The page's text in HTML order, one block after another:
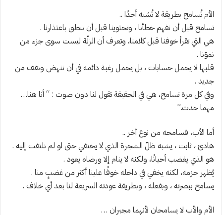
الأم تُسامح بطريقة لا تُشبه أحدًا ..
تسامح قبل أن نفهم خطأنا ، وتحتوينا قبل أن ننطق باعتذارنا .
هي التي تقرأ خوفنا قبل كلامنا، وتعرف أن الزلّة ليست سوى جزء من
نموّنا .
قلبها لا يحمل حسابات ، بل يحمل رغبة دائمة في أن ننهض ونقف من
جديد .
وفي كل مرة تسامح، هي في الحقيقة تقول لنا دون صوت : “ أنا هنا…
مهما حدث.”
أما الأب، فسامحه من نوع آخر ..
هادئ ، ثابت ، يشبه ظلّ الشجرة الذي لا يختفي حتى لو لم نلتفت إليه .
هو الذي يغضب أحيانًا، ولكنه لا ينام إلا ورضاه يعود .
يُظهر حزمه، لكنه يخفي في داخله خوفًا علينا أكثر من غضبٍ منا .
يسامح ببصرته ، وبفعله ، وبطريقة عودته السريعة لنا بعد أي خلاف .
الأم والأب لا يسامحان لأنهما مجبران …